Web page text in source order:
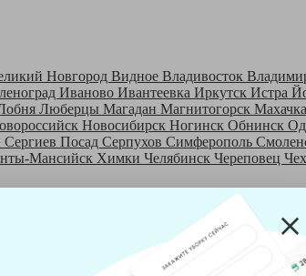
Новгород Видное Владивосток
Иваново Ивантеевка Иркутск Истра
Люберцы Магадан Магнитогорск
Новосибирск Ногинск Обнинск
Сергиев Посад Серпухов Симферополь
Мансийск Химки Челябинск Череповец
безопасности и только после этого